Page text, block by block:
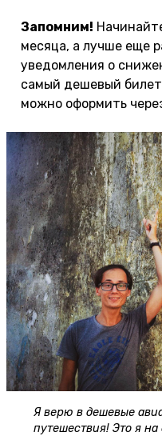
Запомним!
месяца, а лучше еще
уведомления о
самый дешевый
можно оформить
Я верю в дешевые
путешествия! Это я